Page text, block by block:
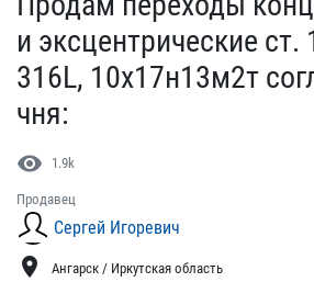
и эксцентрически​е ст.
316L, 1​0х17н13м2т
чня:
visibility 1.9k
Продавец
Сергей Игоревич
location_on Ангарск / Иркутская область